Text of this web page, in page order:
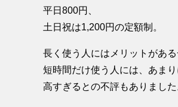
平日800円、
土日祝は1,200円の定額制。
長く使う人にはメリットがある
短時間だけ使う人には、あまり
高すぎるとの不評もありました